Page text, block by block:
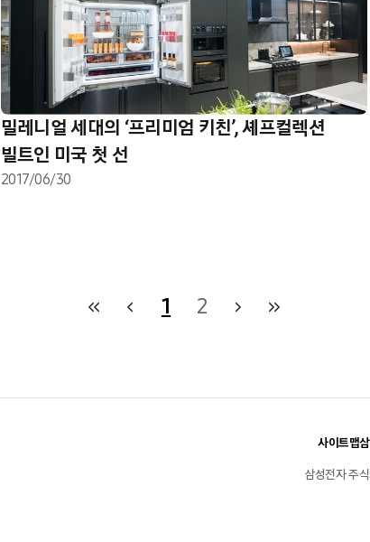
밀레니얼 세대의 ‘프리미엄 키친’, 셰프컬렉션
빌트인 미국 첫 선
2017/06/30
1 2
사이트맵
삼성전자 주